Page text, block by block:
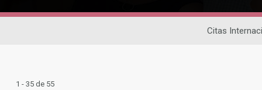
Citas
1 - 35 de 55